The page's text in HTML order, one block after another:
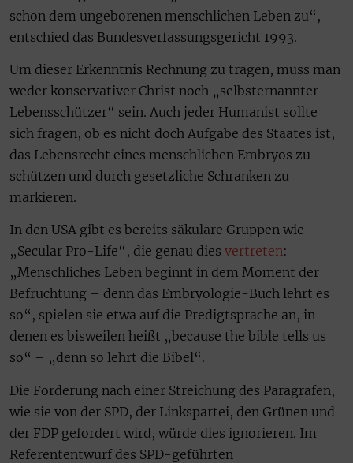
schon dem ungeborenen menschlichen Leben zu“,
entschied das Bundesverfassungsgericht 1993.
Um dieser Erkenntnis Rechnung zu tragen, muss man
weder konservativer Christ noch „selbsternannter
Lebensschützer“ sein. Auch jeder Humanist sollte
sich fragen, ob es nicht doch Aufgabe des Staates ist,
das Lebensrecht eines menschlichen Embryos zu
schützen und durch gesetzliche Schranken zu
markieren.
In den USA gibt es bereits säkulare Gruppen wie
„Secular Pro-Life“, die genau dies vertreten:
„Menschliches Leben beginnt in dem Moment der
Befruchtung – denn das Embryologie-Buch lehrt es
so“, spielen sie etwa auf die Predigtsprache an, in
denen es bisweilen heißt „because the bible tells us
so“ – „denn so lehrt die Bibel“.
Die Forderung nach einer Streichung des Paragrafen,
wie sie von der SPD, der Linkspartei, den Grünen und
der FDP gefordert wird, würde dies ignorieren. Im
Referententwurf des SPD-geführten